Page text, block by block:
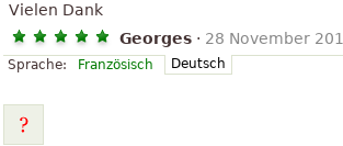
Vielen Dank
Georges · 28 November
Sprache: Französisch Deutsch